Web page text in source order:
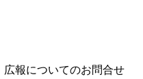
広報についてのお問合せ